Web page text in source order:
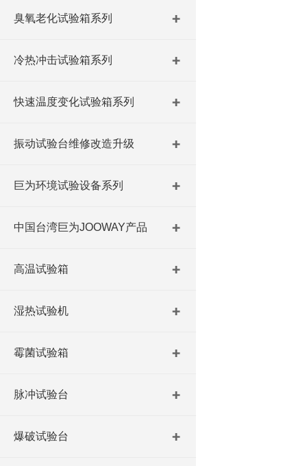
臭氧老化试验箱系列
冷热冲击试验箱系列
快速温度变化试验箱系列
振动试验台维修改造升级
巨为环境试验设备系列
中国台湾巨为JOOWAY产品
高温试验箱
湿热试验机
霉菌试验箱
脉冲试验台
爆破试验台